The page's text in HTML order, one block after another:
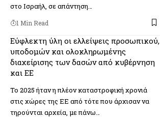
στο Ισραήλ, σε απάντηση…
1 Min Read
Εύφλεκτη ύλη οι ελλείψεις προσωπικού,
υποδομών και ολοκληρωμένης
διαχείρισης των δασών από κυβέρνηση
και ΕΕ
Το 2025 ήταν η πλέον καταστροφική χρονιά
στις χώρες της ΕΕ από τότε που άρχισαν να
τηρούνται αρχεία, με πάνω…